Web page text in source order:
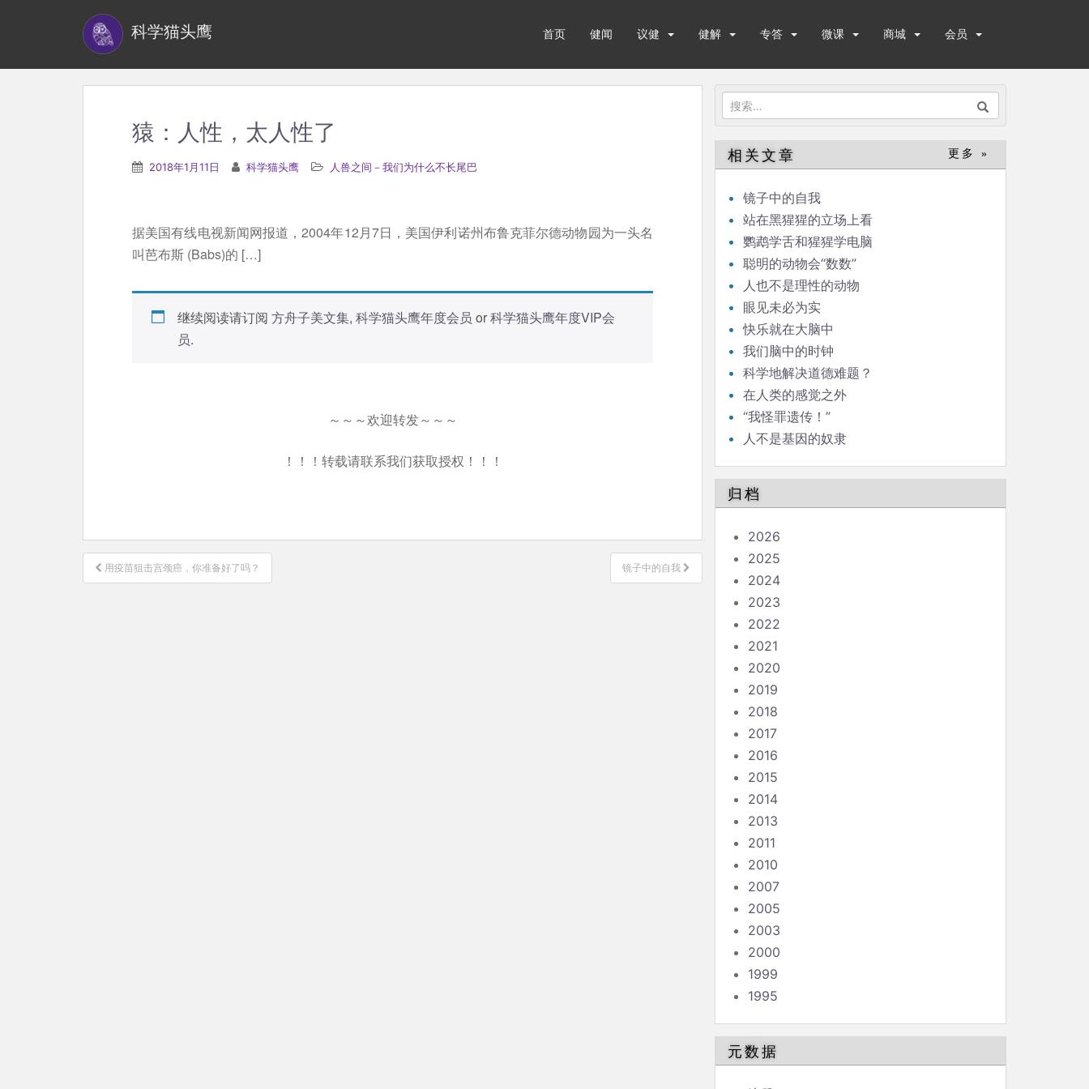
科学猫头鹰 首页 健闻 议健 健解 专答 微课 商城 会员
搜
索：
猿：人性，太人性了
2018年1月11日 科学猫头鹰 人兽之间－我们为什么不长尾巴
据美国有线电视新闻网报道，2004年12月7日，美国伊利诺州布鲁克菲尔德动物园为一头名
叫芭布斯 (Babs)的 […]
继续阅读请订阅 方舟子美文集, 科学猫头鹰年度会员 or科学猫头鹰年度VIP会
员.
～～～欢迎转发～～～
！！！转载请联系我们获取授权！！！
文
章
用疫苗狙击宫颈癌，你准备好了吗？ 镜子中的自我
相关文章 更多 »
镜子中的自我
站在黑猩猩的立场上看
鹦鹉学舌和猩猩学电脑
聪明的动物会“数数”
人也不是理性的动物
眼见未必为实
快乐就在大脑中
我们脑中的时钟
科学地解决道德难题？
在人类的感觉之外
“我怪罪遗传！”
人不是基因的奴隶
归档
2026
2025
2024
2023
2022
2021
2020
2019
2018
2017
2016
2015
2014
2013
2011
2010
2007
2005
2003
2000
1999
1995
元数据